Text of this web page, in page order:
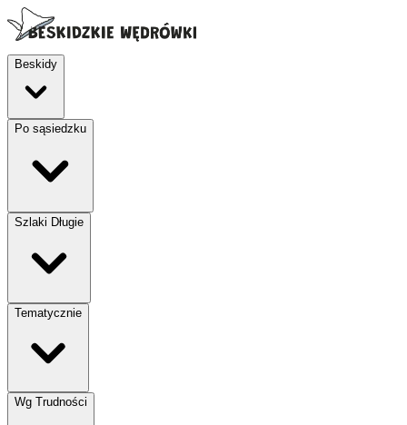
Beskidy
Po sąsiedzku
Szlaki Długie
Tematycznie
Wg Trudności